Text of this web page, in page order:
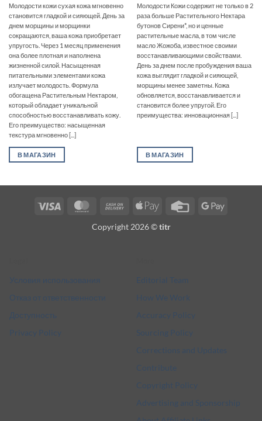
Молодости кожи сухая кожа мгновенно
становится гладкой и сияющей. День за
днем морщины и морщинки
сокращаются, ваша кожа приобретает
упругость. Через 1 месяц применения
она более плотная и наполнена
жизненной силой. Насыщенная
питательными элементами кожа
излучает молодость. Формула
обогащена Растительным Нектаром,
который обладает уникальной
способностью восстанавливать кожу.
Его преимущество: насыщенная
текстура мгновенно [...]
В МАГАЗИН
Молодости Кожи содержит не только в 2
раза больше Растительного Нектара
бутонов Сирени*, но и ценные
растительные масла, в том числе
масло Жожоба, известное своими
восстанавливающими свойствами.
День за днем после пробуждения ваша
кожа выглядит гладкой и сияющей,
морщины менее заметны. Кожа
обновляется, восстанавливается и
становится более упругой. Его
преимущества: инновационная [...]
В МАГАЗИН
Visa MasterCardCash
Delivery
Apple
Credit
Google
Copyright 2026 ©titr
Условия использования
Отказ от ответственности
Доступность
Privacy Policy
Editorial Team
How We Work
Accuracy Policy
Sourcing Policy
Corrections and Updates
Contribute
Copyright Policy
Advertising and Sponsorship